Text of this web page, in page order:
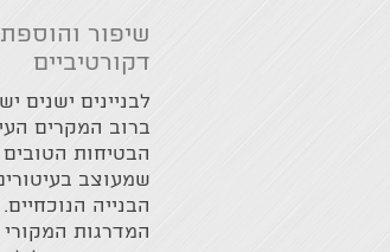
שיפור
דקורטיביים
לבניינים ישנים
ברוב המקרים
הבטיחות
שמעוצב
הבנייה
המדרגות המקורי